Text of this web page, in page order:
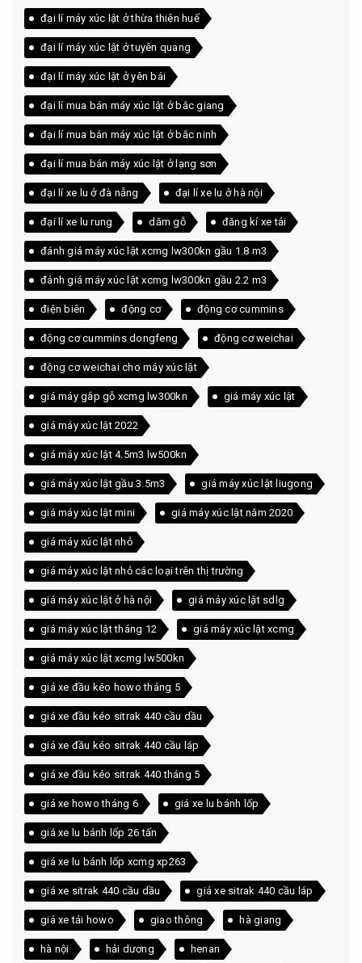
đại lí máy xúc lật ở thừa thiên huế
đại lí máy xúc lật ở tuyên quang
đại lí máy xúc lật ở yên bái
đại lí mua bán máy xúc lật ở bắc giang
đại lí mua bán máy xúc lật ở bắc ninh
đại lí mua bán máy xúc lật ở lạng sơn
đại lí xe lu ở đà nẵng đại lí xe lu ở hà nội
đại lí xe lu rung dăm gỗ đăng kí xe tải
đánh giá máy xúc lật xcmg lw300kn gầu 1.8 m3
đánh giá máy xúc lật xcmg lw300kn gầu 2.2 m3
điện biên động cơ động cơ cummins
động cơ cummins dongfeng động cơ weichai
động cơ weichai cho máy xúc lật
giá máy gắp gỗ xcmg lw300kn giá máy xúc lật
giá máy xúc lật 2022
giá máy xúc lật 4.5m3 lw500kn
giá máy xúc lật gầu 3.5m3 giá máy xúc lật liugong
giá máy xúc lật mini giá máy xúc lật năm 2020
giá máy xúc lật nhỏ
giá máy xúc lật nhỏ các loại trên thị trường
giá máy xúc lật ở hà nội giá máy xúc lật sdlg
giá máy xúc lật tháng 12 giá máy xúc lật xcmg
giá máy xúc lật xcmg lw500kn
giá xe đầu kéo howo tháng 5
giá xe đầu kéo sitrak 440 cầu dầu
giá xe đầu kéo sitrak 440 cầu láp
giá xe đầu kéo sitrak 440 tháng 5
giá xe howo tháng 6 giá xe lu bánh lốp
giá xe lu bánh lốp 26 tấn
giá xe lu bánh lốp xcmg xp263
giá xe sitrak 440 cầu dầu giá xe sitrak 440 cầu láp
giá xe tải howo giao thông hà giang
hà nội hải dương henan